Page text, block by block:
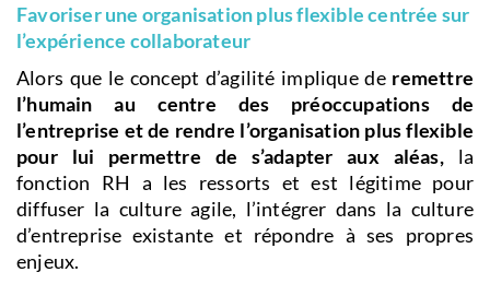
Favoriser une organisation plus flexible centrée sur
l’expérience collaborateur
Alors que le concept d’agilité implique deremettre
l’humain au centre des préoccupations
de
l’entreprise et de rendre l’organisation plus flexible
pour lui permettre de s’adapter aux aléas, la
fonction RH a les ressorts et est légitime pour
diffuser la culture agile, l’intégrer dans la culture
d’entreprise existante et répondre à ses propres
enjeux.